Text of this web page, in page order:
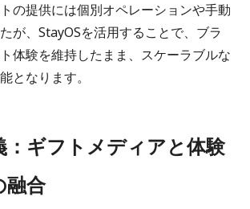
の提供には個別オペレーションや手動
が、StayOSを活用することで、ブラ
体験を維持したまま、スケーラブルな
となります。
：ギフトメディアと体験
融合